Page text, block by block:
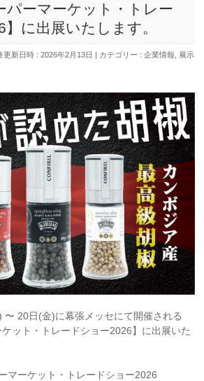
パーマーケット・トレー
】に出展いたします。
更新日時 : 2026年2月13日 カテゴリー :企業情報
展示
〜 20日(金)に幕張メッセにて開催される
ケット・トレードショー2026】に出展いた
マーケット・トレードショー2026